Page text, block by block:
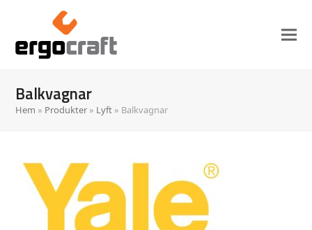
Balkvagnar
Hem » Produkter » Lyft » Balkvagnar